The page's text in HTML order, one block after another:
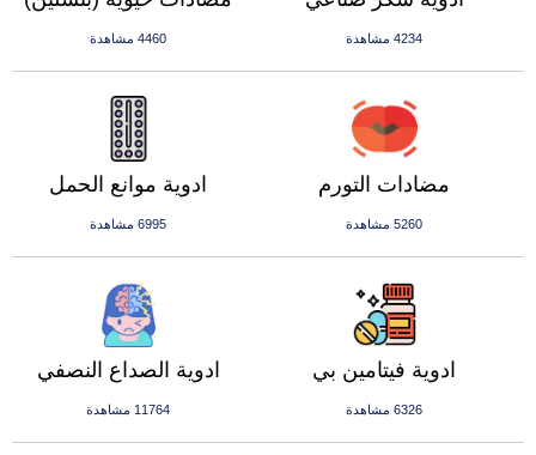
4460 مشاهدة 4234 مشاهدة
ادوية موانع الحمل
6995 مشاهدة
مضادات التورم
5260 مشاهدة
ادوية الصداع النصفي
11764 مشاهدة
ادوية فيتامين بي
6326 مشاهدة